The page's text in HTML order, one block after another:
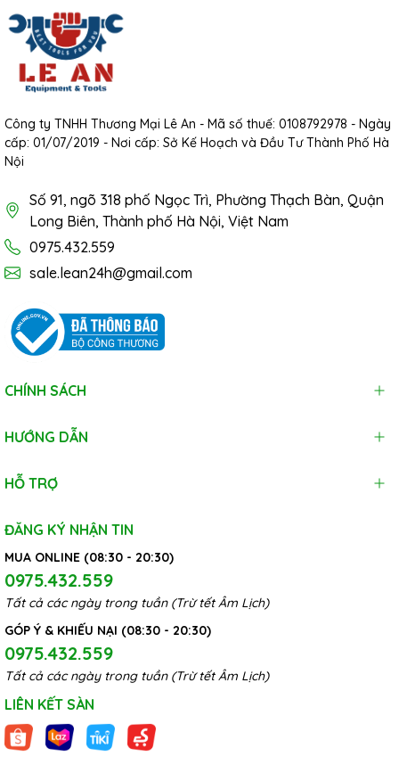
Công ty TNHH Thương Mại Lê An - Mã số thuế: 0108792978 - Ngày
cấp: 01/07/2019 - Nơi cấp: Sở Kế Hoạch và Đầu Tư Thành Phố Hà
Nội
Số 91, ngõ 318 phố Ngọc Trì, Phường Thạch Bàn, Quận
Long Biên, Thành phố Hà Nội, Việt Nam
0975.432.559
sale.lean24h@gmail.com
CHÍNH SÁCH
HƯỚNG DẪN
HỖ TRỢ
ĐĂNG KÝ NHẬN TIN
MUA ONLINE (08:30 - 20:30)
0975.432.559
Tất cả các ngày trong tuần (Trừ tết Âm Lịch)
GÓP Ý & KHIẾU NẠI (08:30 - 20:30)
0975.432.559
Tất cả các ngày trong tuần (Trừ tết Âm Lịch)
LIÊN KẾT SÀN